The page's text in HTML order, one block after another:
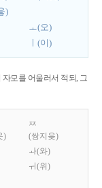
)
ㅗ(오)
ㅣ(이)
모를 어울러서 적되, 그
)
ㅉ
(쌍지읒)
ㅘ(와)
ㅟ(위)